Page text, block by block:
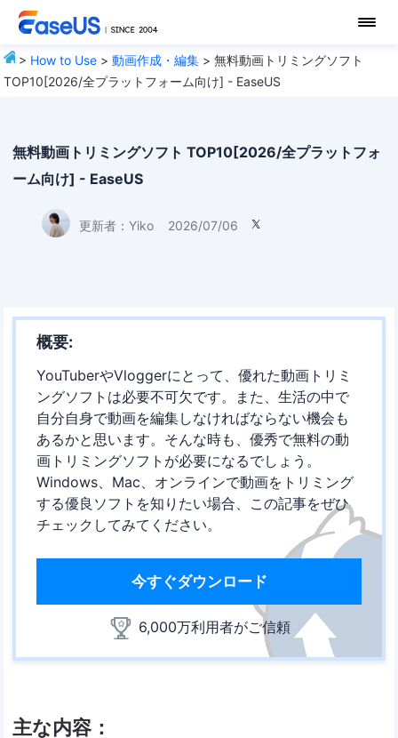
> How to Use >動画作成・編集 > 無料動画トリミングソフト
TOP10[2026/全プラットフォーム向け] - EaseUS
無料動画トリミングソフト TOP10[2026/全プラットフォ
ーム向け] - EaseUS
更新者： Yiko 2026/07/06 
概要:
YouTuberやVloggerにとって、優れた動画トリミ
ングソフトは必要不可欠です。また、生活の中で
自分自身で動画を編集しなければならない機会も
あるかと思います。そんな時も、優秀で無料の動
画トリミングソフトが必要になるでしょう。
Windows、Mac、オンラインで動画をトリミング
する優良ソフトを知りたい場合、この記事をぜひ
チェックしてみてください。
今すぐダウンロード
6,000万利用者がご信頼
主な内容：